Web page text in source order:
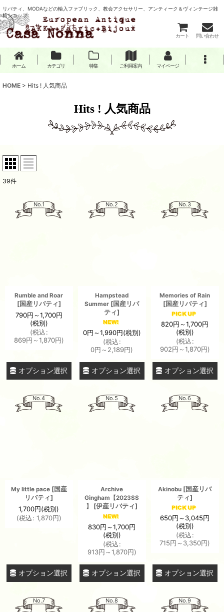
リバティ、MODAなどの輸入ファブリック、教会アクセサリー、アンティーク＆ヴィンテージ雑
貨ショップ
カート 問い合わせ
ホーム カテゴリ 特集 ご利用案内 マイページ
HOME > Hits ! 人気商品
Hits ! 人気商品
39件
No.1
Rumble and Roar
[国産リバティ]
790円～1,700円
(税別)
(税込:
869円 ～1,870円)
オプション選択
No.2
Hampstead
Summer [国産リバ
ティ]
0円～1,990円(税別)
(税込:
0円 ～2,189円)
オプション選択
No.3
Memories of Rain
[国産リバティ]
820円～1,700円
(税別)
(税込:
902円 ～1,870円)
オプション選択
No.4
My little pace [国産
リバティ]
1,700円(税別)
(税込: 1,870円)
オプション選択
No.5
Archive
Gingham【2023SS
】
[伊産リバティ]
830円～1,700円
(税別)
(税込:
913円 ～1,870円)
オプション選択
No.6
Akinobu [国産リバ
ティ]
650円～3,045円
(税別)
(税込:
715円 ～3,350円)
オプション選択
No.7 No.8 No.9